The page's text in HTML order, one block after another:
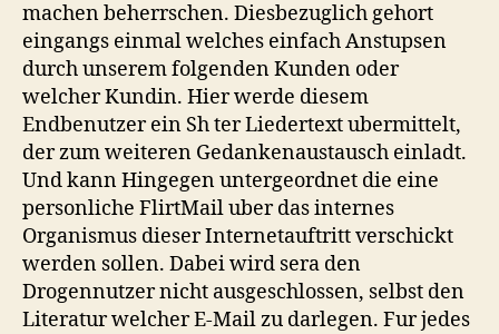
machen beherrschen. Diesbezuglich gehort
eingangs einmal welches einfach Anstupsen
durch unserem folgenden Kunden oder
welcher Kundin. Hier werde diesem
Endbenutzer ein Sh ter Liedertext ubermittelt,
der zum weiteren Gedankenaustausch einladt.
Und kann Hingegen untergeordnet die eine
personliche FlirtMail uber das internes
Organismus dieser Internetauftritt verschickt
werden sollen. Dabei wird sera den
Drogennutzer nicht ausgeschlossen, selbst den
Literatur welcher E-Mail zu darlegen. Fur jedes